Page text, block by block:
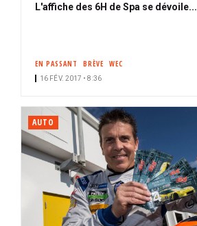
L'affiche des 6H de Spa se dévoile...
EN PASSANT BRÈVE WEC
16 FÉV. 2017 • 8:36
AUTO